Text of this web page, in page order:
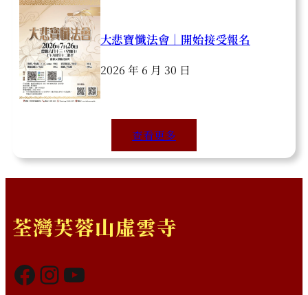
大悲寶懺法會｜開始接受報名
2026 年 6 月 30 日
查看更多
荃灣芙蓉山虛雲寺
Facebook InstagramYouTube